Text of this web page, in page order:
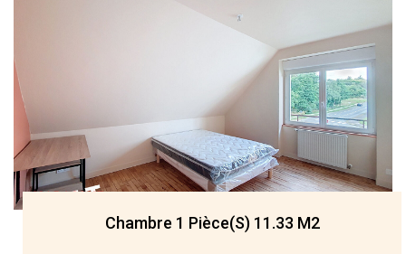
Chambre 1 Pièce(s) 11.33 M2